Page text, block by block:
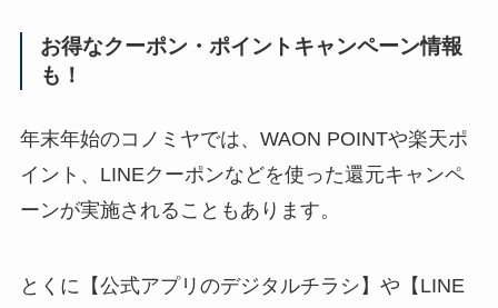
お得なクーポン・ポイントキャンペーン情報
も！
年末年始のコノミヤでは、WAON POINTや楽天ポ
イント、LINEクーポンなどを使った還元キャンペ
ーンが実施されることもあります。
とくに【公式アプリのデジタルチラシ】や【LINE